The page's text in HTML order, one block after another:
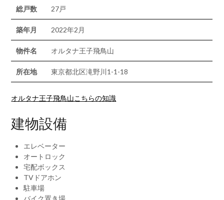
総戸数 27戸
築年月 2022年2月
物件名 オルタナ王子飛鳥山
所在地 東京都北区滝野川1-1-18
オルタナ王子飛鳥山こちらの知識
建物設備
エレベーター
オートロック
宅配ボックス
TVドアホン
駐車場
バイク置き場